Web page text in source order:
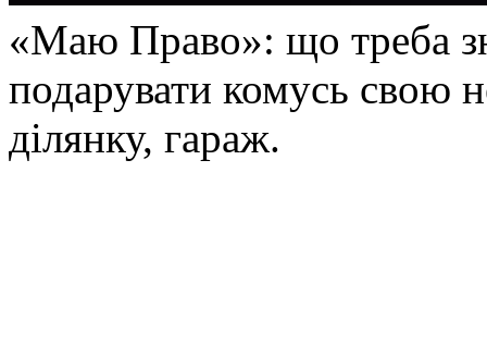
«Маю Право»: що треба
подарувати комусь свою
ділянку, гараж.